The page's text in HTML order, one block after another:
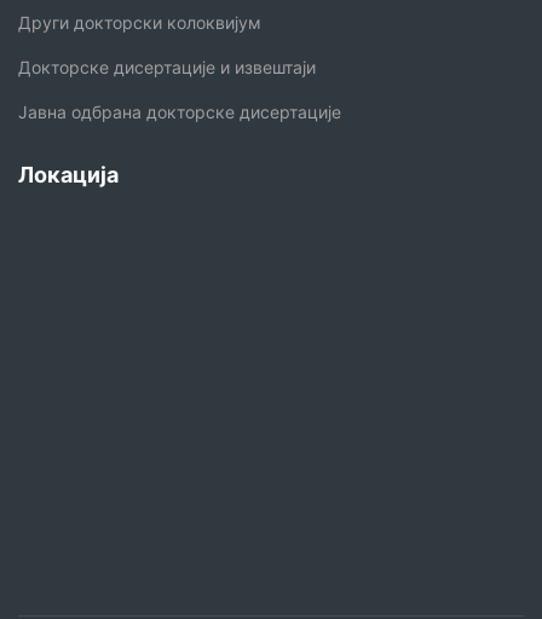
Други докторски колоквијум
Докторске дисертације и извештаји
Јавна одбрана докторске дисертације
Локација